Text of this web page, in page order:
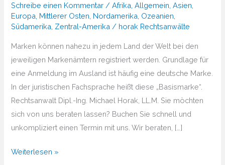
Schreibe einen Kommentar /Afrika ,Allgemein ,Asien
Europa Mittlerer Osten Nordamerika Ozeanien
Südamerika Zentral-Amerika / horak Rechtsanwälte
Marken können nahezu in jedem Land der Welt bei den
jeweiligen Markenämtern registriert werden. Grundlage für
eine Anmeldung im Ausland ist häufig eine deutsche Marke.
In der juristischen Fachsprache heißt diese „Basismarke“.
Rechtsanwalt Dipl.-Ing. Michael Horak, LL.M. Sie möchten
sich von uns beraten lassen? Buchen Sie schnell und
unkompliziert einen Termin mit uns. Wir beraten, […]
Von
Weiterlesen »